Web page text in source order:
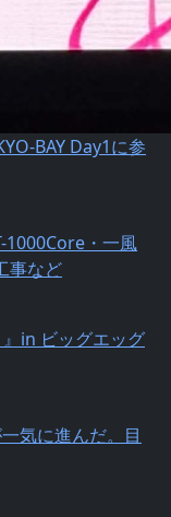
BAY Day1に参
1000Core・一風
事など
』in ビッグエッグ
気に進んだ。目